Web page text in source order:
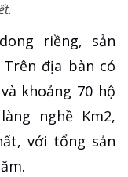
riềng, sản
địa bàn có
khoảng 70 hộ
nghề Km2,
với tổng sản